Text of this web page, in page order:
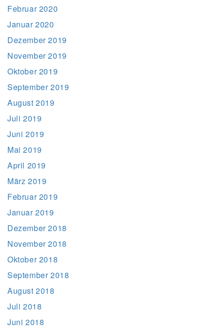
Februar 2020
Januar 2020
Dezember 2019
November 2019
Oktober 2019
September 2019
August 2019
Juli 2019
Juni 2019
Mai 2019
April 2019
März 2019
Februar 2019
Januar 2019
Dezember 2018
November 2018
Oktober 2018
September 2018
August 2018
Juli 2018
Juni 2018